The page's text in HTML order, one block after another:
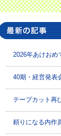
2026年あけおめ
40期・経営発表
テープカット再
頼りになる内作